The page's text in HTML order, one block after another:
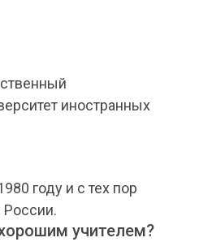
иностранных
году и с тех пор
России.
учителем?